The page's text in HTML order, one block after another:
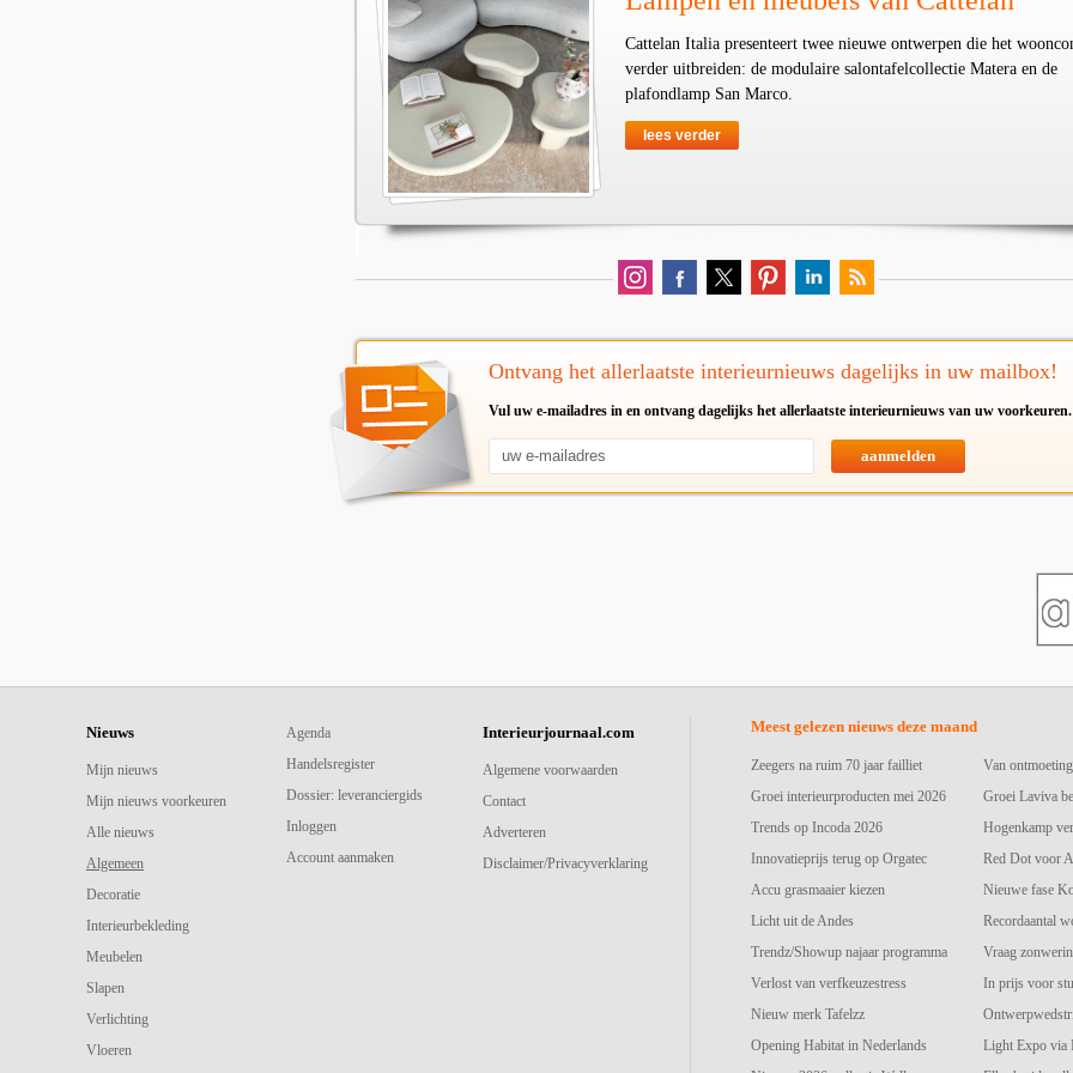
Cattelan Italia presenteert twee nieuwe ontwerpen die het
verder uitbreiden: de modulaire salontafelcollectie Matera en de
plafondlamp San Marco.
lees verder
Ontvang het allerlaatste interieurnieuws dagelijks in uw mailbox!
Vul uw e-mailadres in en ontvang dagelijks het allerlaatste interieurnieuws van uw voorkeuren.
aanmelden
Nieuws
Mijn nieuws
Mijn nieuws voorkeuren
Alle nieuws
Algemeen
Decoratie
Interieurbekleding
Meubelen
Slapen
Verlichting
Vloeren
Agenda
Handelsregister
Dossier: leveranciergids
Inloggen
Account aanmaken
Interieurjournaal.com
Algemene voorwaarden
Contact
Adverteren
Disclaimer/Privacyverklaring
Meest gelezen nieuws deze maand
Zeegers na ruim 70 jaar failliet
Groei interieurproducten mei 2026
Trends op Incoda 2026
Innovatieprijs terug op Orgatec
Accu grasmaaier kiezen
Licht uit de Andes
Trendz/Showup najaar programma
Verlost van verfkeuzestress
Nieuw merk Tafelzz
Opening Habitat in Nederlands
Van
Groei Laviva
Hogenkamp
Red Dot voor
Nieuwe fase
Recordaantal
Vraag
In prijs voor
Light Expo via